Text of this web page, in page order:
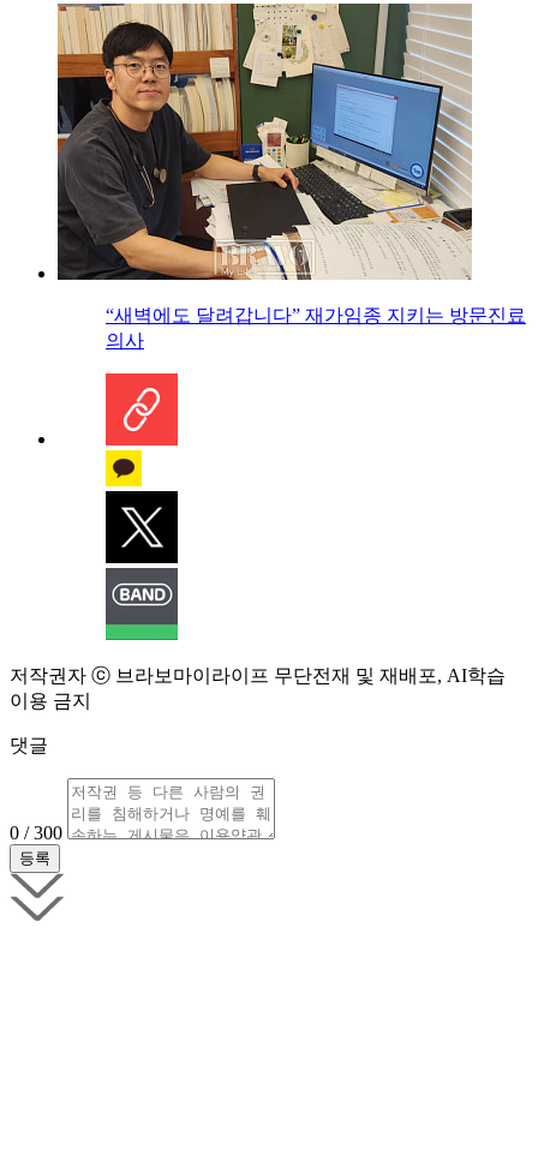
“새벽에도 달려갑니다” 재가임종 지키는 방문진료
의사
저작권자 ⓒ 브라보마이라이프 무단전재 및 재배포, AI학습
이용 금지
댓글
0 / 300